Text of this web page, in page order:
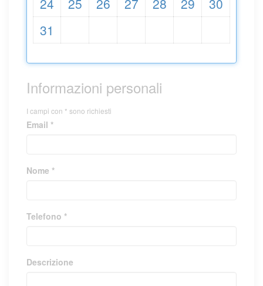
24 25 26 27 28 29
30
31
Informazioni personali
I campi con * sono richiesti
Email *
Nome *
Telefono *
Descrizione